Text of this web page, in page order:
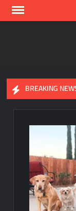
Skip
BREAKING
Ricardo Monreal